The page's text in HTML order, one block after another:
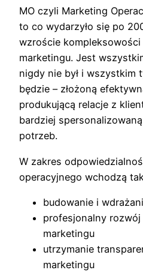
MO czyli Marketing
to co wydarzyło się po
wzroście
marketingu. Jest
nigdy nie był i wszystkim
będzie – złożoną
produkującą relacje z
bardziej
potrzeb.
W zakres
operacyjnego wchodzą
budowanie i
profesjonalny
marketingu
utrzymanie
marketingu